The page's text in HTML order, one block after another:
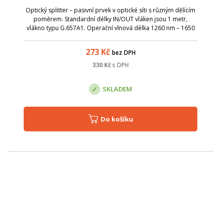
Optický splitter – pasivní prvek v optické síti s různým dělícím
poměrem. Standardní délky IN/OUT vláken jsou 1 metr,
vlákno typu G.657A1. Operační vlnová délka 1260 nm – 1650
273Kč bez DPH
330 Kčs DPH
SKLADEM
Do košíku